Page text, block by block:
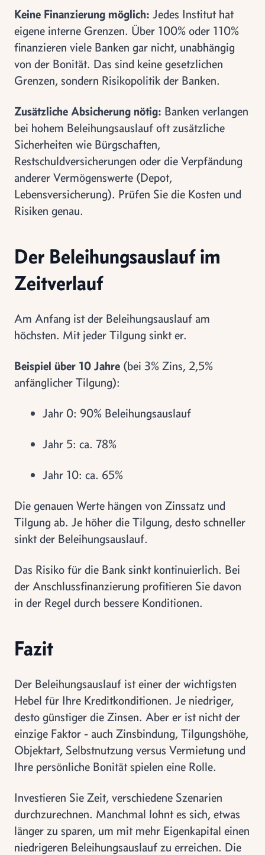
Keine Finanzierung möglich: Jedes Institut hat
eigene interne Grenzen. Über 100% oder 110%
finanzieren viele Banken gar nicht, unabhängig
von der Bonität. Das sind keine gesetzlichen
Grenzen, sondern Risikopolitik der Banken.
Zusätzliche Absicherung nötig: Banken verlangen
bei hohem Beleihungsauslauf oft zusätzliche
Sicherheiten wie Bürgschaften,
Restschuldversicherungen oder die Verpfändung
anderer Vermögenswerte (Depot,
Lebensversicherung). Prüfen Sie die Kosten und
Risiken genau.
Der Beleihungsauslauf im
Zeitverlauf
Am Anfang ist der Beleihungsauslauf am
höchsten. Mit jeder Tilgung sinkt er.
Beispiel über 10 Jahre (bei 3% Zins, 2,5%
anfänglicher Tilgung):
Jahr 0: 90% Beleihungsauslauf
Jahr 5: ca. 78%
Jahr 10: ca. 65%
Die genauen Werte hängen von Zinssatz und
Tilgung ab. Je höher die Tilgung, desto schneller
sinkt der Beleihungsauslauf.
Das Risiko für die Bank sinkt kontinuierlich. Bei
der Anschlussfinanzierung profitieren Sie davon
in der Regel durch bessere Konditionen.
Fazit
Der Beleihungsauslauf ist einer der wichtigsten
Hebel für Ihre Kreditkonditionen. Je niedriger,
desto günstiger die Zinsen. Aber er ist nicht der
einzige Faktor - auch Zinsbindung, Tilgungshöhe,
Objektart, Selbstnutzung versus Vermietung und
Ihre persönliche Bonität spielen eine Rolle.
Investieren Sie Zeit, verschiedene Szenarien
durchzurechnen. Manchmal lohnt es sich, etwas
länger zu sparen, um mit mehr Eigenkapital einen
niedrigeren Beleihungsauslauf zu erreichen. Die